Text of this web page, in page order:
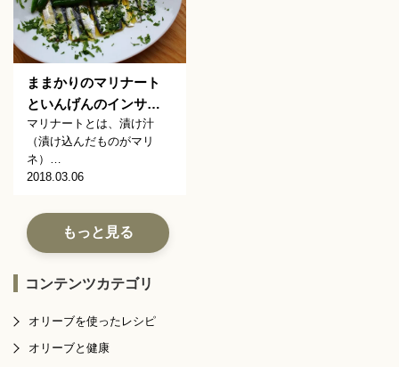
ままかりのマリナート
といんげんのインサ…
マリナートとは、漬け汁
（漬け込んだものがマリ
ネ）…
2018.03.06
もっと見る
コンテンツカテゴリ
オリーブを使ったレシピ
オリーブと健康